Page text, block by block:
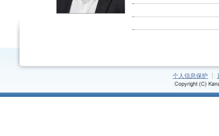
个人信息保护